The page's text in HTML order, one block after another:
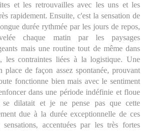
et les retrouvailles avec les uns et les
rapidement. Ensuite, c'est la sensation de
durée rythmée par les jours de repos,
chaque matin par les paysages
mais une routine tout de même dans
les contraintes liées à la logistique. Une
de façon assez spontanée, prouvant
fonctionne bien mais avec le sentiment
dans une période indéfinie et floue
dilatait et je ne pense pas que cette
due à la durée exceptionnelle de ces
accentuées par les très fortes